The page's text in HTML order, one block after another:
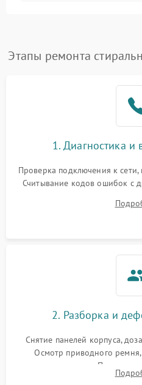
Этапы ремонта
1. Диагностика
Проверка подключения к
Считывание кодов ошибок с
выявления посторонних
электронного
2. Разборка и
Снятие панелей корпуса,
Осмотр приводного
амортизаторов. Проверка
крестовины на износ, а